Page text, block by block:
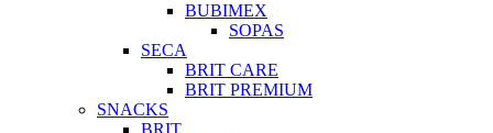
BUBIMEX
SOPAS
SECA
BRIT CARE
BRIT PREMIUM
SNACKS
BRIT